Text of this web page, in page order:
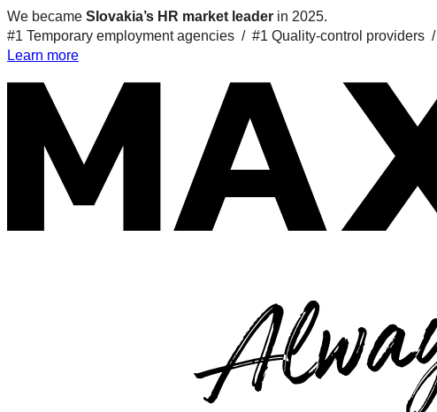
We became Slovakia’s HR market leader in 2025.
#1 Temporary employment agencies / #1 Quality-control providers /
Learn more